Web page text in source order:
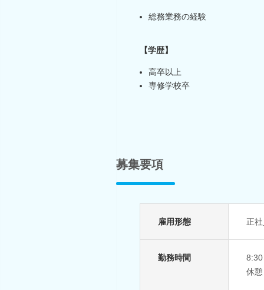
総務業務の経験
【学歴】
高卒以上
専修学校卒
募集要項
雇用形態 正
勤務時間
休